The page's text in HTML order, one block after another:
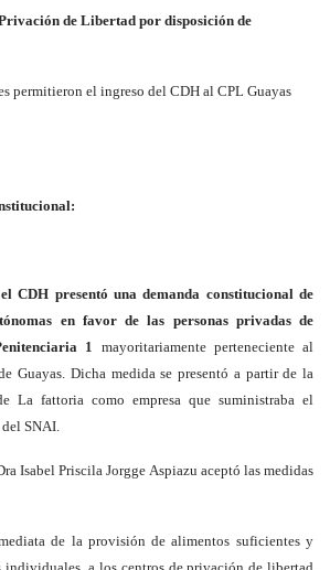
de Libertad por disposición de
permitieron el ingreso del CDH al CPL Guayas
CDH presentó una demanda constitucional de
en favor de las personas privadas de
1 mayoritariamente perteneciente al
Guayas. Dicha medida se presentó a partir de la
La fattoria como empresa que suministraba el
SNAI.
Isabel Priscila Jorgge Aspiazu aceptó las medidas
de la provisión de alimentos suficientes y